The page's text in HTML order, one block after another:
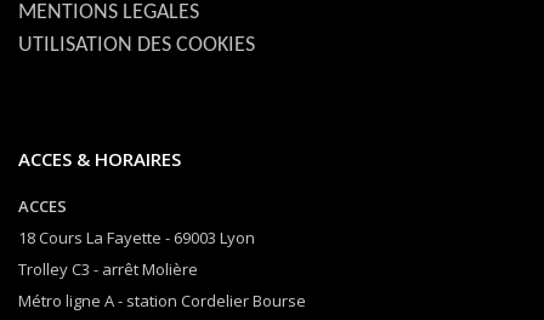
MENTIONS LEGALES
UTILISATION DES COOKIES
ACCES & HORAIRES
ACCES
18 Cours La Fayette - 69003 Lyon
Trolley C3 - arrêt Molière
Métro ligne A - station Cordelier Bourse